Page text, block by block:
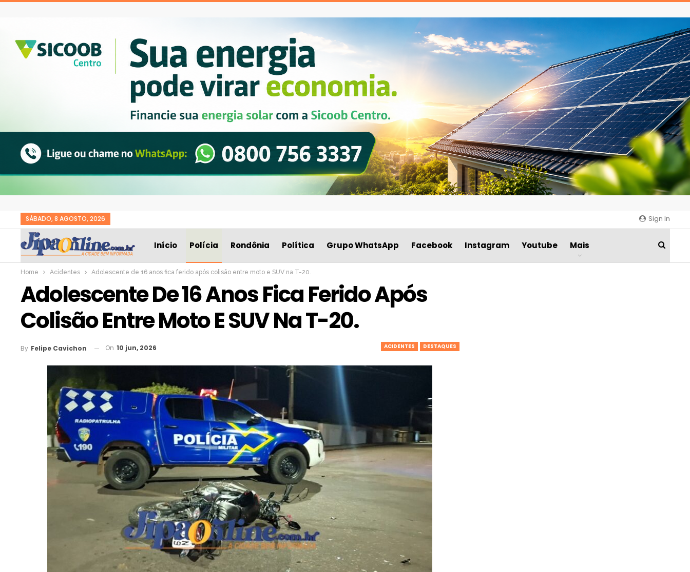
Sign In
SÁBADO, 8 AGOSTO, 2026
Início Polícia Rondônia Política Grupo WhatsApp Facebook Instagram Youtube Mais
Home Acidentes Adolescente de 16 anos fica ferido após colisão entre moto e SUV na T-20.
Adolescente De 16 Anos Fica Ferido Após
Colisão Entre Moto E SUV Na T-20.
ACIDENTES DESTAQUES
By Felipe Cavichon On 10 jun, 2026